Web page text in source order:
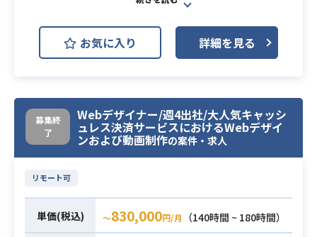
マーケティング編成部において、We
b周りのデザイン制作業務をご担当い
ただきます！
大手Fintech企業におけるキャッシュ
とができます。
今回はサービスサイトのデザインを
メインに、動画制作など様々なクリ
エイティブをご担当いただける方を
ンに携わってきた方
お気に入り 詳細を見る
募集終
了
Webデザイナー/週4出社/大人気キャッシ
ュレス決済サービスにおけるWebデザイ
ンおよび動画制作の案件・求人
リモート可
単価(税込) 〜830,000円/月
（140時間 ~ 180時間）